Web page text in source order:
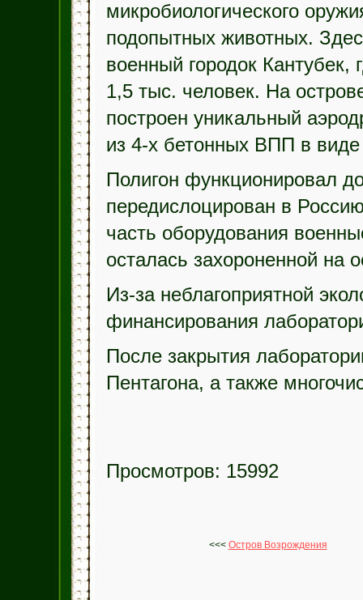
микробиологического
подопытных животных.
военный городок Кантубек,
1,5 тыс. человек. На
построен уникальный
из 4-х бетонных ВПП в
Полигон функционировал
передислоцирован в
часть оборудования
осталась захороненной на
Из-за неблагоприятной
финансирования
После закрытия
Пентагона, а также
Просмотров: 15992
<<< Остров Возрождения